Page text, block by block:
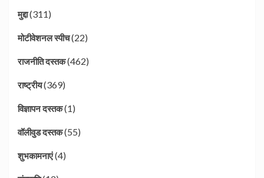
मुद्दा(311)
मोटीवेशनल स्पीच(22)
राजनीति दस्तक(462)
राष्ट्रीय(369)
विज्ञापन दस्तक(1)
वॉलीवुड दस्तक(55)
शुभकामनाएं(4)